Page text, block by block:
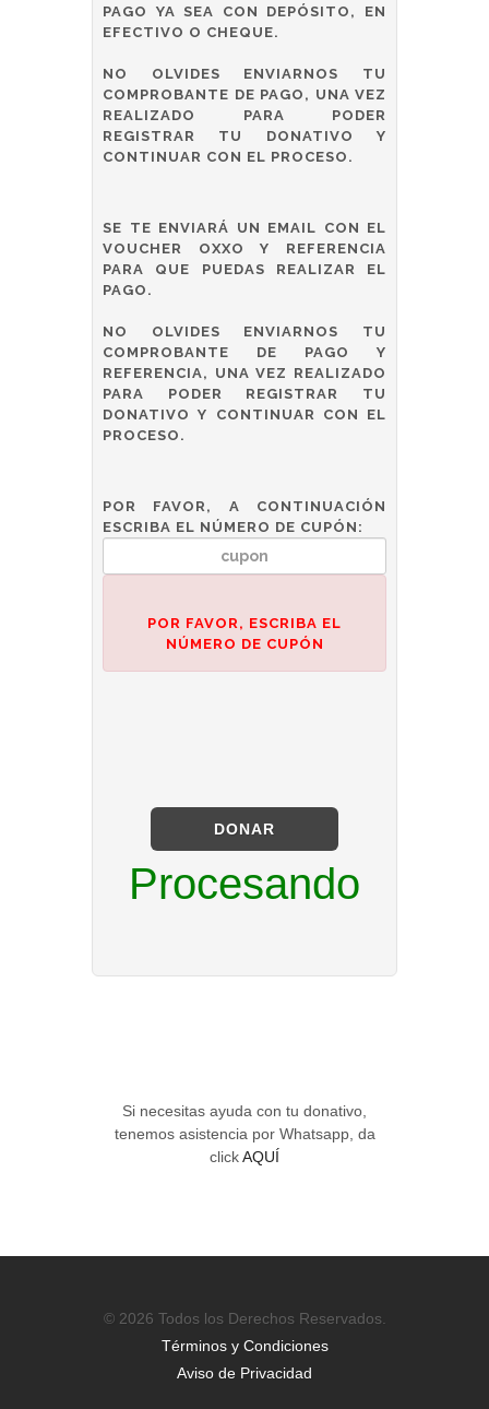
PAGO YA SEA CON DEPÓSITO, EN
EFECTIVO O CHEQUE.
NO OLVIDES ENVIARNOS TU
COMPROBANTE DE PAGO, UNA VEZ
REALIZADO PARA PODER
REGISTRAR TU DONATIVO Y
CONTINUAR CON EL PROCESO.
SE TE ENVIARÁ UN EMAIL CON EL
VOUCHER OXXO Y REFERENCIA
PARA QUE PUEDAS REALIZAR EL
PAGO.
NO OLVIDES ENVIARNOS TU
COMPROBANTE DE PAGO Y
REFERENCIA, UNA VEZ REALIZADO
PARA PODER REGISTRAR TU
DONATIVO Y CONTINUAR CON EL
PROCESO.
POR FAVOR, A CONTINUACIÓN
ESCRIBA EL NÚMERO DE CUPÓN:
POR FAVOR, ESCRIBA EL
NÚMERO DE CUPÓN
DONAR
Procesando
Si necesitas ayuda con tu donativo,
tenemos asistencia por Whatsapp, da
clickAQUÍ
© 2026 Todos los Derechos Reservados.
Términos y Condiciones
Aviso de Privacidad